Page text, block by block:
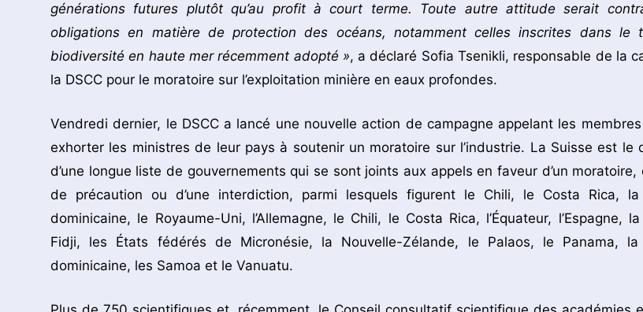
générations futures plutôt qu’au profit à court terme. Toute autre attitude serait
obligations en matière de protection des océans, notamment celles inscrites dans le
biodiversité en haute mer récemment adopté », a déclaré Sofia Tsenikli, responsable de la
la DSCC pour le moratoire sur l’exploitation minière en eaux profondes.
Vendredi dernier, le DSCC a lancé une nouvelle action de campagne appelant les
exhorter les ministres de leur pays à soutenir un moratoire sur l’industrie. La Suisse est le
d’une longue liste de gouvernements qui se sont joints aux appels en faveur d’un moratoire,
de précaution ou d’une interdiction, parmi lesquels figurent le Chili, le Costa Rica, la
dominicaine, le Royaume-Uni, l’Allemagne, le Chili, le Costa Rica, l’Équateur, l’Espagne,
Fidji, les États fédérés de Micronésie, la Nouvelle-Zélande, le Palaos, le Panama, la
dominicaine, les Samoa et le Vanuatu.